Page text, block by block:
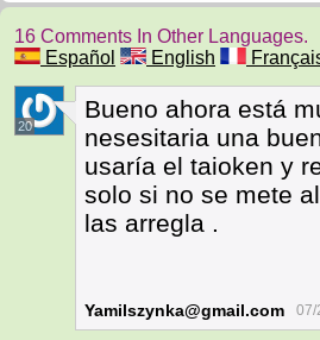
16 Comments In Other Languages.
Español
English
20
Bueno ahora está
nesesitaria una
usaría el taioken y
solo si no se mete
las arregla .
Yamilszynka@gmail.com 07/